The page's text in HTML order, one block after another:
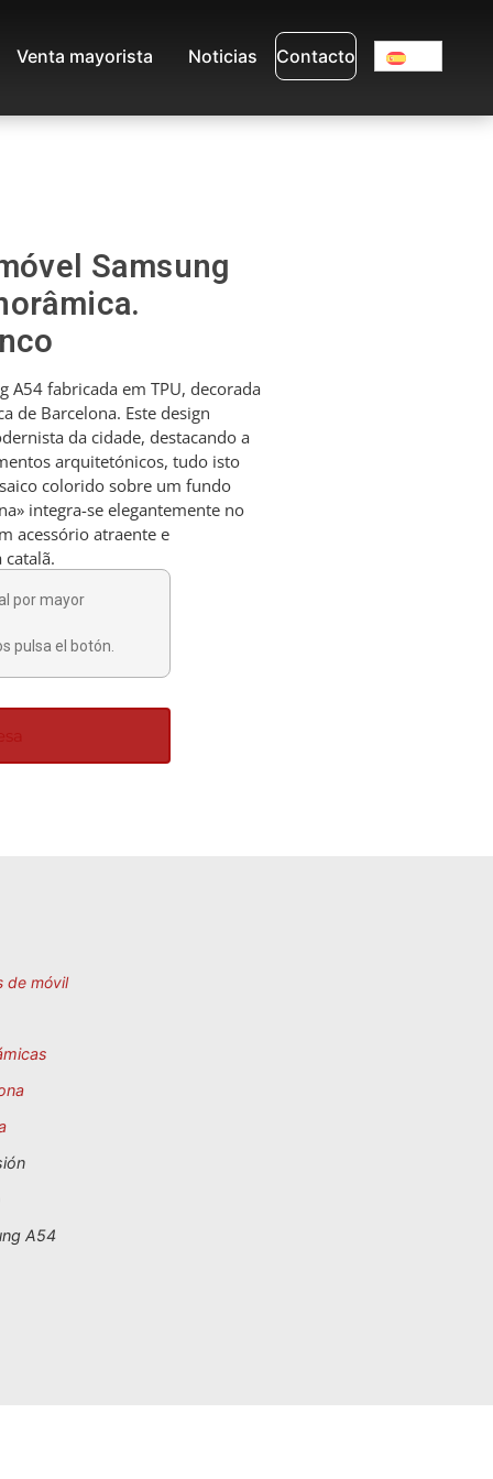
Venta mayorista Noticias Contacto
Samsung
A54 fabricada em TPU, decorada
de Barcelona. Este design
da cidade, destacando a
arquitetónicos, tudo isto
colorido sobre um fundo
integra-se elegantemente no
acessório atraente e
por mayor
pulsa el botón.
de móvil
A54